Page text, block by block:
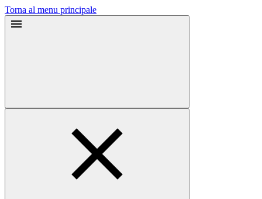
Torna al menu principale